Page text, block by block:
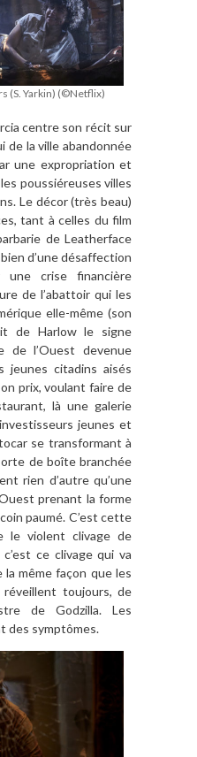
(S. Yarkin) (©Netflix)
centre son récit sur
de la ville abandonnée
une expropriation et
poussiéreuses villes
Le décor (très beau)
tant à celles du film
de Leatherface
d’une désaffection
crise financière
de l’abattoir qui les
elle-même (son
de Harlow le signe
de l’Ouest devenue
jeunes citadins aisés
prix, voulant faire de
là une galerie
jeunes et
se transformant à
de boîte branchée
rien d’autre qu’une
prenant la forme
paumé. C’est cette
le violent clivage de
ce clivage qui va
même façon que les
réveillent toujours, de
de Godzilla. Les
des symptômes.